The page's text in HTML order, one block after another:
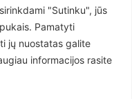
"Sutinku", jūs
Pamatyti
jų nuostatas galite
informacijos rasite
619